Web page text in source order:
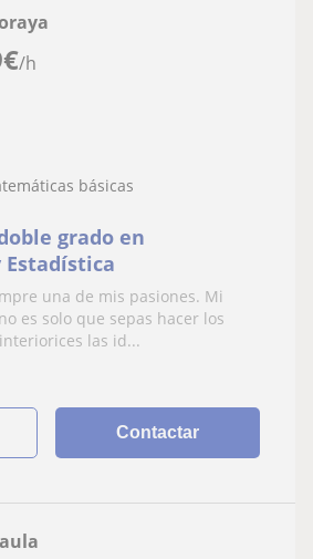
€/h
básicas
grado en
una de mis pasiones. Mi
es solo que sepas hacer los
las id...
Contactar